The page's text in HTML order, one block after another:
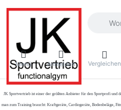
Menü Anmelden Vergleichen
JK Sportvertrieb ist einer der größten Anbieter für den Sportprofi und
man zum Training braucht: Kraftgeräte, Cardiogeräte, Bodenbeläge,